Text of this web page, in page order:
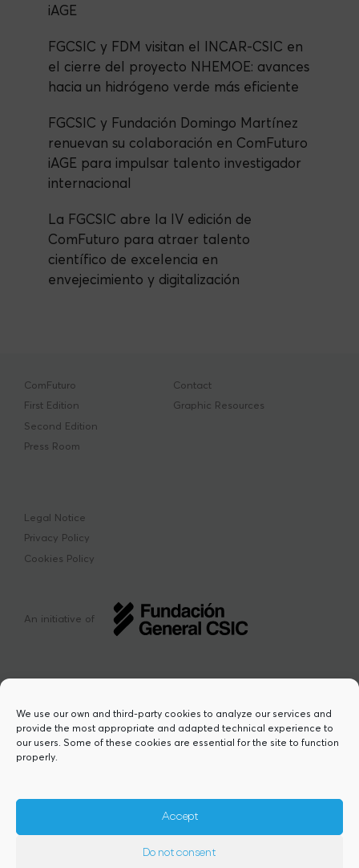
We use our own and third-party cookies to analyze our services and
provide the most appropriate and adapted technical experience to
our users. Some of these cookies are essential for the site to function
properly.
Accept
Do not consent
iAGE
FGCSIC y FDM visitan el INCAR-CSIC en
el cierre del proyecto NHEMOE: avances
hacia un hidrógeno verde más eficiente
FGCSIC y Fundación Domingo Martínez
renuevan su colaboración en ComFuturo
iAGE para impulsar talento investigador
internacional
La FGCSIC abre la IV edición de
ComFuturo para atraer talento
científico de excelencia en
envejecimiento y digitalización
ComFuturo
First Edition
Second Edition
Press Room
Contact
Graphic Resources
Legal Notice
Privacy Policy
Cookies Policy
An initiative of
This project has received funding from the
European Union’s Horizon Europe research
reflect those of the European Union or the
granting authority. Neither the European